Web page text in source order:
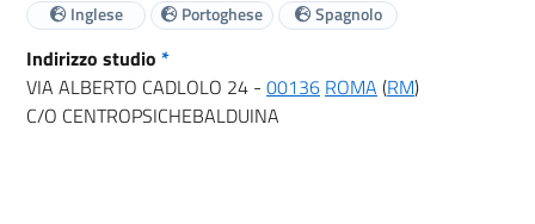
Inglese Portoghese Spagnolo
Indirizzo studio *
VIA ALBERTO CADLOLO 24 - 00136 ROMA (RM)
C/O CENTROPSICHEBALDUINA